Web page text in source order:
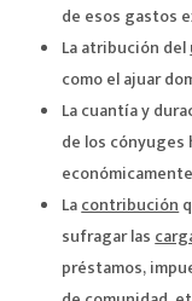
de esos gastos
La atribución del
como el ajuar
La cuantía y
de los cónyuges
Lacontribución
sufragar las
préstamos,